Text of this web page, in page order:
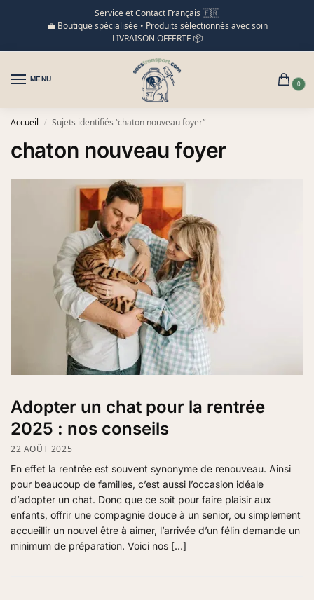
Service et Contact Français 🇫🇷
💼 Boutique spécialisée • Produits sélectionnés avec soin
LIVRAISON OFFERTE 📦
MENU
0
Accueil / Sujets identifiés “chaton nouveau foyer”
chaton nouveau foyer
Adopter un chat pour la rentrée
2025 : nos conseils
22 AOÛT 2025
En effet la rentrée est souvent synonyme de renouveau. Ainsi
pour beaucoup de familles, c’est aussi l’occasion idéale
d’adopter un chat. Donc que ce soit pour faire plaisir aux
enfants, offrir une compagnie douce à un senior, ou simplement
accueillir un nouvel être à aimer, l’arrivée d’un félin demande un
minimum de préparation. Voici nos […]